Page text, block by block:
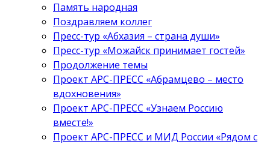
Память народная
Поздравляем коллег
Пресс-тур «Абхазия – страна души»
Пресс-тур «Можайск принимает гостей»
Продолжение темы
Проект АРС-ПРЕСС «Абрамцево – место
вдохновения»
Проект АРС-ПРЕСС «Узнаем Россию
вместе!»
Проект АРС-ПРЕСС и МИД России «Рядом с